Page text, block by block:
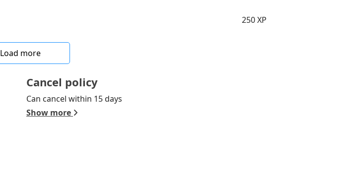
250 XP
Load more
Cancel policy
Can cancel within 15 days
Show more